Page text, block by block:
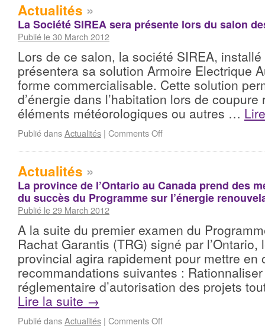
Actualités »
La Société SIREA sera présente lors du salon
Publié le 30 March 2012
Lors de ce salon, la société SIREA,
présentera sa solution Armoire Electrique
forme commercialisable. Cette solution
d’énergie dans l’habitation lors de
éléments météorologiques ou autres …
Publié dansActualités | Comments Off
Actualités »
La province de l’Ontario au Canada prend des
du succès du Programme sur l’énergie
Publié le 29 March 2012
A la suite du premier examen du
Rachat Garantis (TRG) signé par
provincial agira rapidement pour mettre en
recommandations suivantes :
réglementaire d’autorisation des projets
Lire la suite →
Publié dansActualités | Comments Off